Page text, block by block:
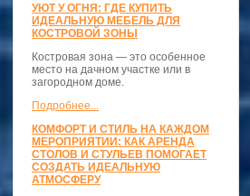
УЮТ У ОГНЯ: ГДЕ КУПИТЬ
ИДЕАЛЬНУЮ МЕБЕЛЬ ДЛЯ
КОСТРОВОЙ ЗОНЫ
Костровая зона — это особенное
место на дачном участке или в
загородном доме.
Подробнее...
КОМФОРТ И СТИЛЬ НА КАЖДОМ
МЕРОПРИЯТИИ: КАК АРЕНДА
СТОЛОВ И СТУЛЬЕВ ПОМОГАЕТ
СОЗДАТЬ ИДЕАЛЬНУЮ
АТМОСФЕРУ